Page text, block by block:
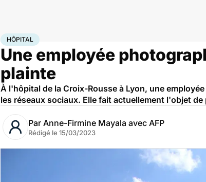
AccueilSantéSociété
HÔPITAL
Une employée
plainte
À l'hôpital de la Croix-Rousse à Lyon, une
les réseaux sociaux. Elle fait actuellement l'objet
Par Anne-Firmine Mayala avec AFP
Rédigé le 15/03/2023